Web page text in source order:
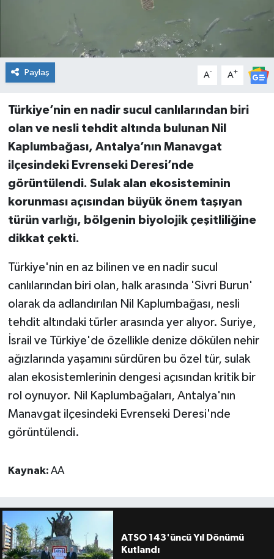
Paylaş A- A+
Türkiye’nin en nadir sucul canlılarından biri
olan ve nesli tehdit altında bulunan Nil
Kaplumbağası, Antalya’nın Manavgat
ilçesindeki Evrenseki Deresi’nde
görüntülendi. Sulak alan ekosisteminin
korunması açısından büyük önem taşıyan
türün varlığı, bölgenin biyolojik çeşitliliğine
dikkat çekti.
Türkiye'nin en az bilinen ve en nadir sucul
canlılarından biri olan, halk arasında 'Sivri Burun'
olarak da adlandırılan Nil Kaplumbağası, nesli
tehdit altındaki türler arasında yer alıyor. Suriye,
İsrail ve Türkiye'de özellikle denize dökülen nehir
ağızlarında yaşamını sürdüren bu özel tür, sulak
alan ekosistemlerinin dengesi açısından kritik bir
rol oynuyor. Nil Kaplumbağaları, Antalya'nın
Manavgat ilçesindeki Evrenseki Deresi'nde
görüntülendi.
Kaynak: AA
ATSO 143'üncü Yıl Dönümü
Kutlandı
Turizm
Yaşam